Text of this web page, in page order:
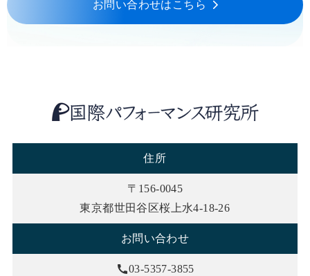
お問い合わせはこちら
住所
〒156-0045
東京都世田谷区桜上水4-18-26
お問い合わせ
03-5357-3855